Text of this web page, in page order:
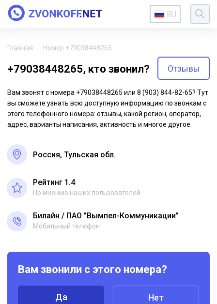
RU
Главная Номер +79038448265
+79038448265, кто звонил? Отзывы
Вам звонят с номера +79038448265 или 8 (903) 844-82-65? Тут
вы сможете узнать всю доступную информацию по звонкам с
этого телефонного номера: отзывы, какой регион, оператор,
адрес, варианты написания, активность и многое другое.
Россия, Тульская обл.
Рейтинг 1.4
По мнению наших пользователей
Билайн ПАО "Вымпел-Коммуникации"
Мобильный телефон
Вам звонили с этого номера?
Да Нет